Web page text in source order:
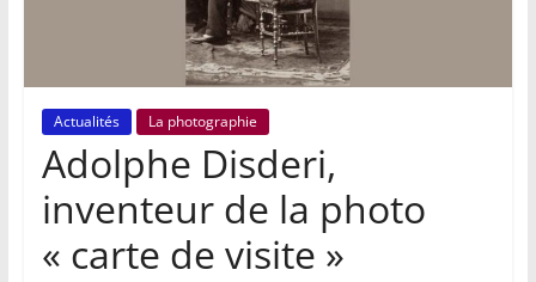
Actualités La photographie
Adolphe Disderi,
inventeur de la photo
« carte de visite »